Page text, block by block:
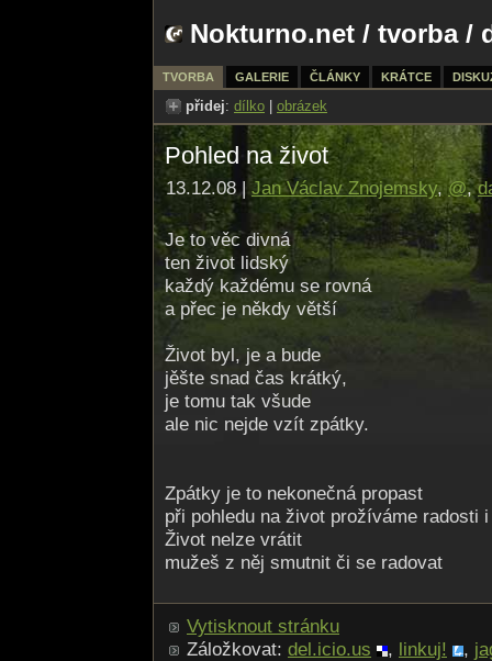
Nokturno.net / tvorba/
TVORBA GALERIE ČLÁNKY KRÁTCE
přidej: dílko obrázek
Pohled na život
13.12.08 | Jan Václav Znojemsky,@,
Je to věc divná
ten život lidský
každý každému se rovná
a přec je někdy větší
Život byl, je a bude
jěšte snad čas krátký,
je tomu tak všude
ale nic nejde vzít zpátky.
Zpátky je to nekonečná propast
při pohledu na život prožíváme radosti
Život nelze vrátit
mužeš z něj smutnit či se radovat
Vytisknout stránku
Záložkovat: del.icio.us , linkuj! ,